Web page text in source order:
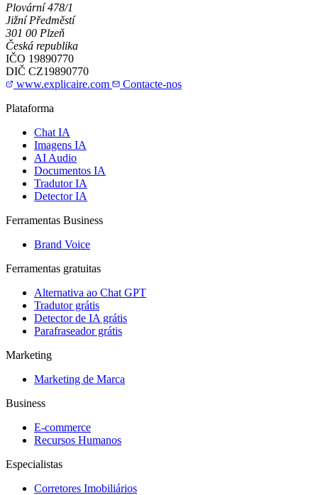
Plovární 478/1
Jižní Předměstí
301 00 Plzeň
Česká republika
IČO 19890770
DIČ CZ19890770
www.explicaire.com
Contacte-nos
Plataforma
Chat IA
Imagens IA
AI Audio
Documentos IA
Tradutor IA
Detector IA
Ferramentas Business
Brand Voice
Ferramentas gratuitas
Alternativa ao Chat GPT
Tradutor grátis
Detector de IA grátis
Parafraseador grátis
Marketing
Marketing de Marca
Business
E-commerce
Recursos Humanos
Especialistas
Corretores Imobiliários